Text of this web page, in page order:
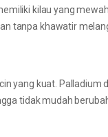
kilau yang
tanpa khawatir
yang kuat. Palladium
tidak mudah